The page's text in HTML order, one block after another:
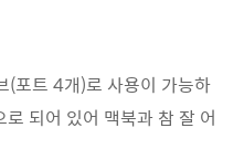
포트 4개)로 사용이 가능하
되어 있어 맥북과 참 잘 어